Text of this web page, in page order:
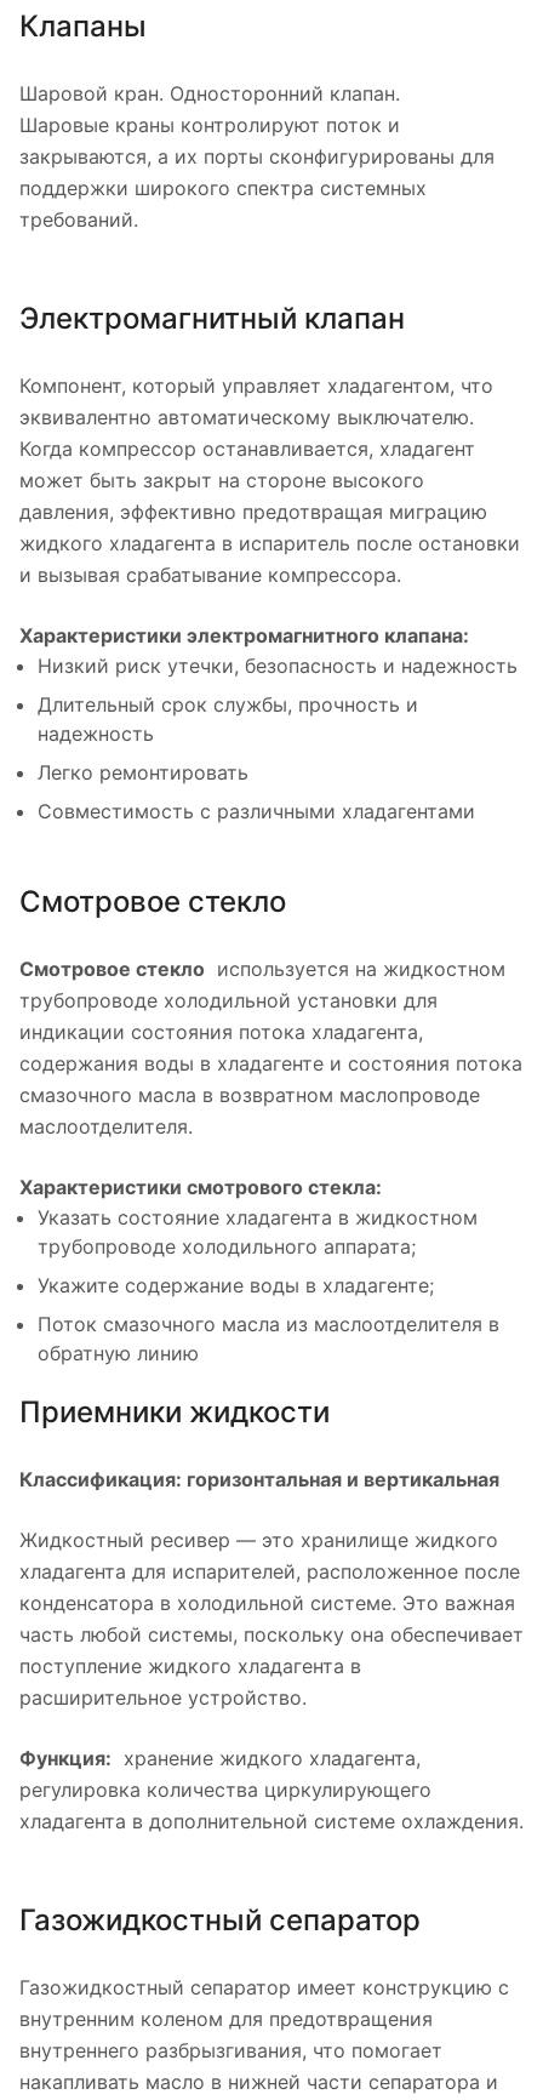
Клапаны
Шаровой кран. Односторонний клапан.
Шаровые краны контролируют поток и
закрываются, а их порты сконфигурированы для
поддержки широкого спектра системных
требований.
Электромагнитный клапан
Компонент, который управляет хладагентом, что
эквивалентно автоматическому выключателю.
Когда компрессор останавливается, хладагент
может быть закрыт на стороне высокого
давления, эффективно предотвращая миграцию
жидкого хладагента в испаритель после остановки
и вызывая срабатывание компрессора.
Характеристики электромагнитного клапана:
Низкий риск утечки, безопасность и надежность
Длительный срок службы, прочность и
надежность
Легко ремонтировать
Совместимость с различными хладагентами
Смотровое стекло
Смотровое стекло используется на жидкостном
трубопроводе холодильной установки для
индикации состояния потока хладагента,
содержания воды в хладагенте и состояния потока
смазочного масла в возвратном маслопроводе
маслоотделителя.
Характеристики смотрового стекла:
Указать состояние хладагента в жидкостном
трубопроводе холодильного аппарата;
Укажите содержание воды в хладагенте;
Поток смазочного масла из маслоотделителя в
обратную линию
Приемники жидкости
Классификация: горизонтальная и вертикальная
Жидкостный ресивер — это хранилище жидкого
хладагента для испарителей, расположенное после
конденсатора в холодильной системе. Это важная
часть любой системы, поскольку она обеспечивает
поступление жидкого хладагента в
расширительное устройство.
Функция: хранение жидкого хладагента,
регулировка количества циркулирующего
хладагента в дополнительной системе охлаждения.
Газожидкостный сепаратор
Газожидкостный сепаратор имеет конструкцию с
внутренним коленом для предотвращения
внутреннего разбрызгивания, что помогает
накапливать масло в нижней части сепаратора и